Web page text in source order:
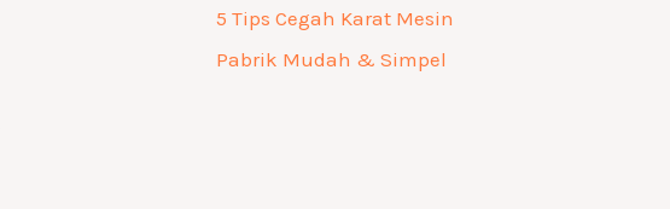
5 Tips Cegah Karat Mesin
Pabrik Mudah & Simpel